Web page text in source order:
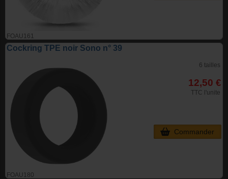
FOAU161
Cockring TPE noir Sono n° 39
FOAU180
6 tailles
12,50 €
TTC l'unite
Commander